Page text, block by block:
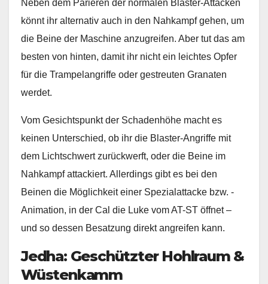
Neben dem Parieren der normalen Blaster-Attacken
könnt ihr alternativ auch in den Nahkampf gehen, um
die Beine der Maschine anzugreifen. Aber tut das am
besten von hinten, damit ihr nicht ein leichtes Opfer
für die Trampelangriffe oder gestreuten Granaten
werdet.
Vom Gesichtspunkt der Schadenhöhe macht es
keinen Unterschied, ob ihr die Blaster-Angriffe mit
dem Lichtschwert zurückwerft, oder die Beine im
Nahkampf attackiert. Allerdings gibt es bei den
Beinen die Möglichkeit einer Spezialattacke bzw. -
Animation, in der Cal die Luke vom AT-ST öffnet –
und so dessen Besatzung direkt angreifen kann.
Jedha: Geschützter Hohlraum &
Wüstenkamm